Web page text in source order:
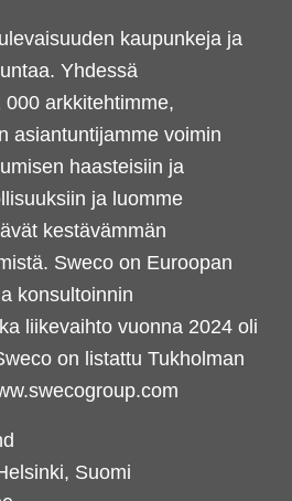
kaupunkeja ja
Yhdessä
arkkitehtimme,
asiantuntijamme voimin
haasteisiin ja
ja luomme
kestävämmän
Sweco on Euroopan
konsultoinnin
liikevaihto vuonna 2024 oli
on listattu Tukholman
Suomi